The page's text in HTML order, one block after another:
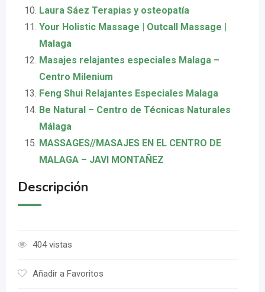
Laura Sáez Terapias y osteopatía
Your Holistic Massage | Outcall Massage |
Malaga
Masajes relajantes especiales Malaga –
Centro Milenium
Feng Shui Relajantes Especiales Malaga
Be Natural – Centro de Técnicas Naturales
Málaga
MASSAGES//MASAJES EN EL CENTRO DE
MALAGA – JAVI MONTAÑEZ
Descripción
404 vistas
Añadir a Favoritos